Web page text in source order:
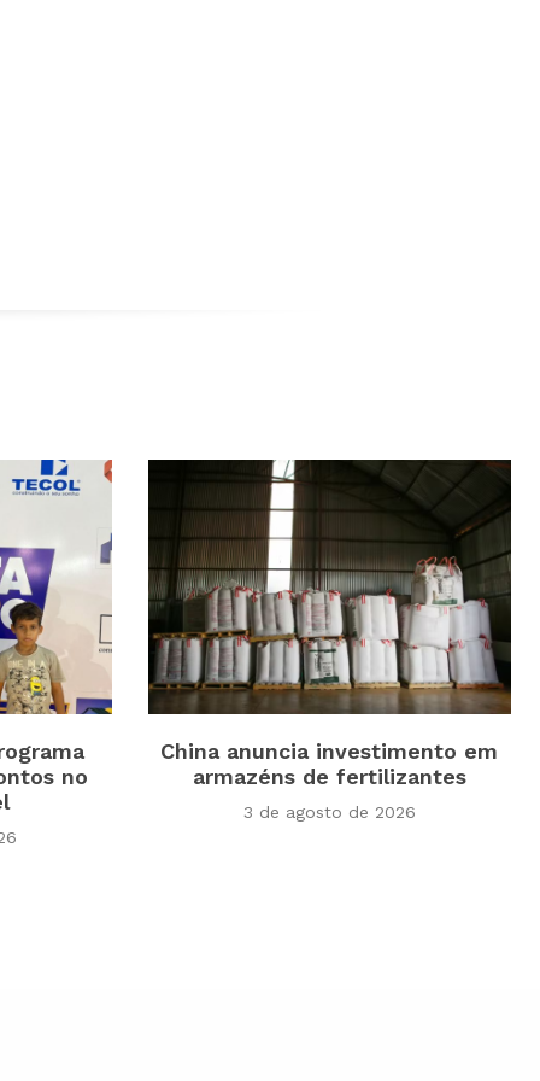
no
China anuncia investimento em
armazéns de fertilizantes
3 de agosto de 2026